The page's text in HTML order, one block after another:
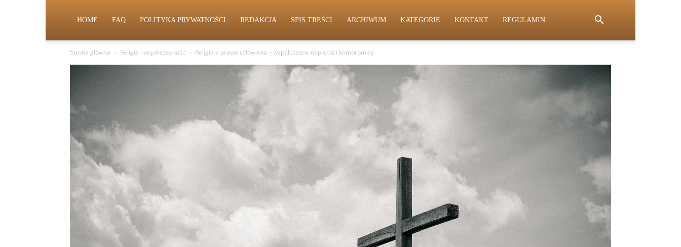
HOME FAQ POLITYKA PRYWATNOŚCI REDAKCJA SPIS TREŚCI ARCHIWUM KATEGORIE KONTAKT REGULAMIN
Strona główna Religia i współczesność Religia a prawa człowieka – współczesne napięcia i kompromisy